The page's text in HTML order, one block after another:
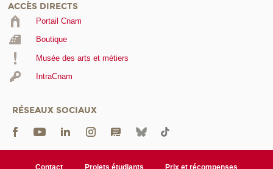
ACCÈS DIRECTS
Portail Cnam
Boutique
Musée des arts et métiers
IntraCnam
RÉSEAUX SOCIAUX
Contact Projets étudiants
Prix et récompenses